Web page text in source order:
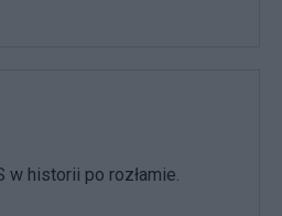
w historii po rozłamie.